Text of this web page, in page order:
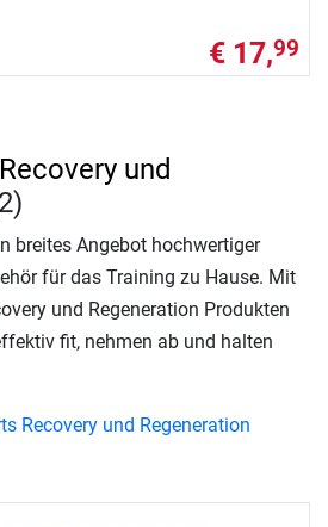
€ 17,99
und
breites Angebot hochwertiger
für das Training zu Hause. Mit
und Regeneration Produkten
fit, nehmen ab und halten
Recovery und Regeneration